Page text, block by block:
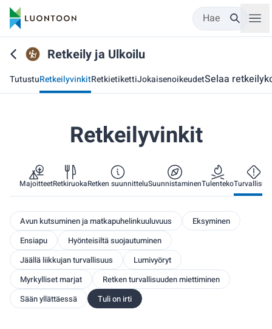
Hae
Retkeily ja Ulkoilu
TutustuRetkeilyvinkitRetkietikettiJokaisenoikeudetSelaa
Retkeilyvinkit
MajoitteetRetkiruokaRetken suunnitteluSuunnistaminenTulenteko
Avun kutsuminen ja matkapuhelinkuuluvuus
Eksyminen
Ensiapu
Hyönteisiltä suojautuminen
Jäällä liikkujan turvallisuus
Lumivyöryt
Myrkylliset marjat
Retken turvallisuuden miettiminen
Sään yllättäessä
Tuli on irti